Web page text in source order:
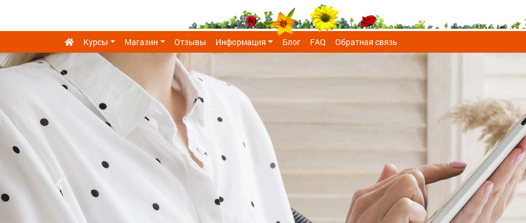
Курсы Магазин Отзывы Информация Блог FAQ Обратная связь
Previous